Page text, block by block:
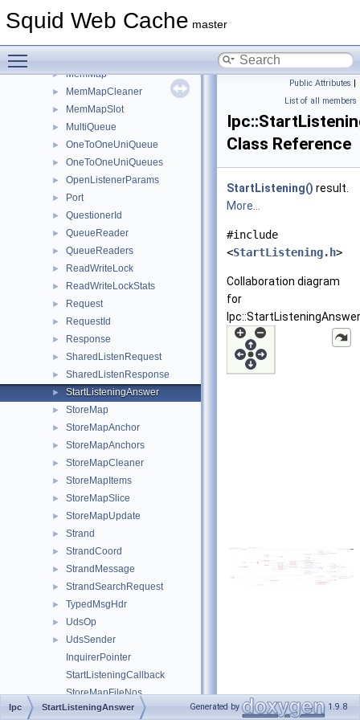
Squid Web Cache master
► FewToFewBiQueue
► MemMap
► MemMapCleaner
► MemMapSlot
► MultiQueue
► OneToOneUniQueue
► OneToOneUniQueues
► OpenListenerParams
► Port
► QuestionerId
► QueueReader
► QueueReaders
► ReadWriteLock
► ReadWriteLockStats
► Request
► RequestId
► Response
► SharedListenRequest
► SharedListenResponse
► StartListeningAnswer
► StoreMap
► StoreMapAnchor
► StoreMapAnchors
► StoreMapCleaner
► StoreMapItems
► StoreMapSlice
► StoreMapUpdate
► Strand
► StrandCoord
► StrandMessage
► StrandSearchRequest
► TypedMsgHdr
► UdsOp
►
UdsSender
InquirerPointer
StartListeningCallback
StoreMapFileNos
StoreMapSliceId
Public Attributes |
List of all members
Class Reference
StartListening() result.
More...
#include
<StartListening.h>
Collaboration diagram
for
Ipc StartListeningAnswer Generated by 1.9.8